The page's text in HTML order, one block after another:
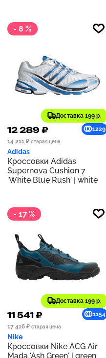
- 8 %
Доставка 199 р.
12 289 ₽
1229
14 211 ₽ старая цена
Adidas
Кроссовки Adidas
Supernova Cushion 7
'White Blue Rush' | white
- 17 %
Доставка 199 р.
11 541 ₽
1154
17 416 ₽ старая цена
Nike
Кроссовки Nike ACG Air
Mada 'Ash Green' | green